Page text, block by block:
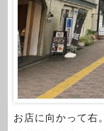
お店に向かって右。